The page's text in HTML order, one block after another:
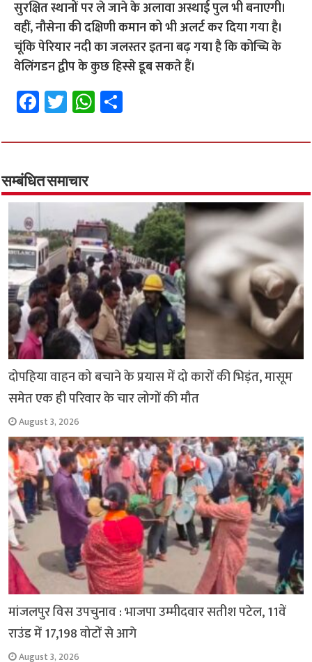
सुरक्षित स्थानों पर ले जाने के अलावा अस्थाई पुल भी बनाएगी।
वहीं, नौसेना की दक्षिणी कमान को भी अलर्ट कर दिया गया है।
चूंकि पेरियार नदी का जलस्तर इतना बढ़ गया है कि कोच्चि के
वेलिंगडन द्वीप के कुछ हिस्से डूब सकते हैं।
Fa
ce
b
o
o
k
T
wi
tt
er
W
h
at
p
p
ar
सम्बंधित समाचार
दोपहिया वाहन को बचाने के प्रयास में दो कारों की भिड़ंत, मासूम
समेत एक ही परिवार के चार लोगों की मौत
August 3, 2026
मांजलपुर विस उपचुनाव : भाजपा उम्मीदवार सतीश पटेल, 11वें
राउंड में 17,198 वोटों से आगे
August 3, 2026